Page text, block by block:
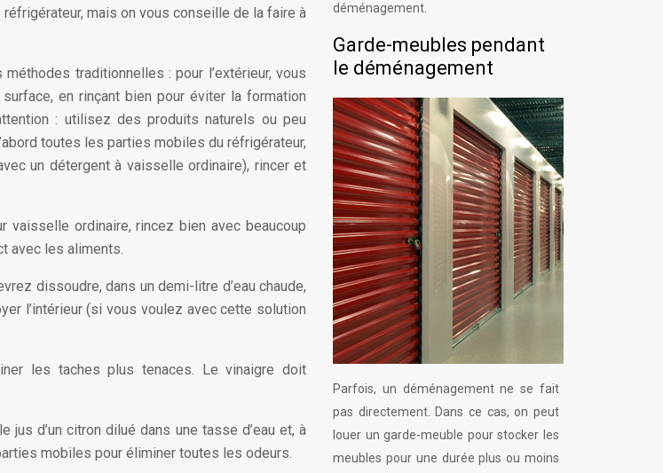
mais on vous conseille de la faire à
traditionnelles : pour l’extérieur, vous
en rinçant bien pour éviter la formation
: utilisez des produits naturels ou peu
toutes les parties mobiles du réfrigérateur,
un détergent à vaisselle ordinaire), rincer et
ordinaire, rincez bien avec beaucoup
avec les aliments.
dissoudre, dans un demi-litre d’eau chaude,
l’intérieur (si vous voulez avec cette solution
les taches plus tenaces. Le vinaigre doit
d’un citron dilué dans une tasse d’eau et, à
mobiles pour éliminer toutes les odeurs.
déménagement.
Garde-meubles pendant
le déménagement
Parfois, un déménagement ne se fait
pas directement. Dans ce cas, on peut
louer un garde-meuble pour stocker les
meubles pour une durée plus ou moins